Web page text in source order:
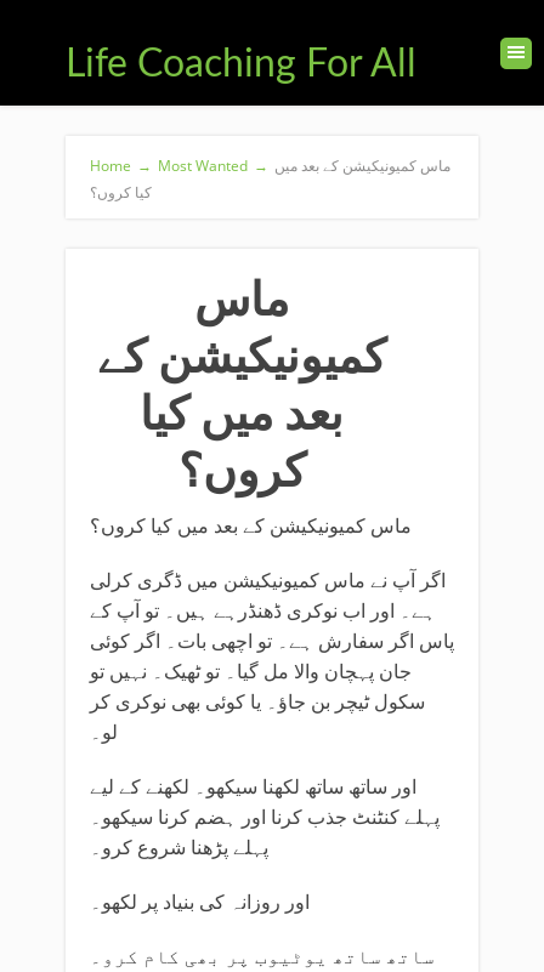
Life Coaching For All
Home → Most Wanted → ماس کمیونیکیشن کے بعد میں
کیا کروں؟
ماس
کمیونیکیشن کے
بعد میں کیا
کروں؟
ماس کمیونیکیشن کے بعد میں کیا کروں؟
اگر آپ نے ماس کمیونیکیشن میں ڈگری کرلی
ہے۔ اور اب نوکری ڈھنڈرہے ہیں۔ تو آپ کے
پاس اگر سفارش ہے۔ تو اچھی بات۔ اگر کوئی
جان پہچان والا مل گیا۔ تو ٹھیک۔ نہیں تو
سکول ٹیچر بن جاؤ۔ یا کوئی بھی نوکری کر
لو۔
اور ساتھ ساتھ لکھنا سیکھو۔ لکھنے کے لیے
پہلے کنٹنٹ جذب کرنا اور ہضم کرنا سیکھو۔
پہلے پڑھنا شروع کرو۔
اور روزانہ کی بنیاد پر لکھو۔
ساتھ ساتھ یوٹیوب پر بھی کام کرو۔